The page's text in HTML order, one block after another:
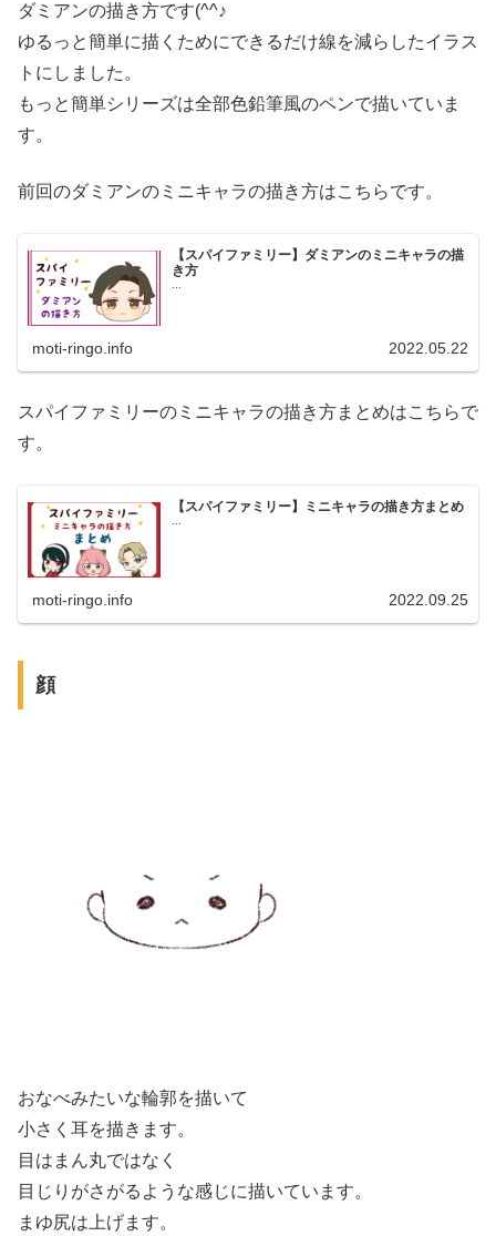
ダミアンの描き方です(^^♪
ゆるっと簡単に描くためにできるだけ線を減らしたイラス
トにしました。
もっと簡単シリーズは全部色鉛筆風のペンで描いていま
す。
前回のダミアンのミニキャラの描き方はこちらです。
【スパイファミリー】ダミアンのミニキャラの描
き方
moti-ringo.info 2022.05.22
スパイファミリーのミニキャラの描き方まとめはこちらで
す。
【スパイファミリー】ミニキャラの描き方まとめ
...
moti-ringo.info 2022.09.25
顔
おなべみたいな輪郭を描いて
小さく耳を描きます。
目はまん丸ではなく
目じりがさがるような感じに描いています。
まゆ尻は上げます。